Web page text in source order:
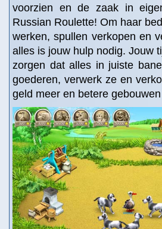
voorzien en de zaak in
Russian Roulette! Om haar
werken, spullen verkopen en
alles is jouw hulp nodig. Jouw
zorgen dat alles in juiste
goederen, verwerk ze en
geld meer en betere